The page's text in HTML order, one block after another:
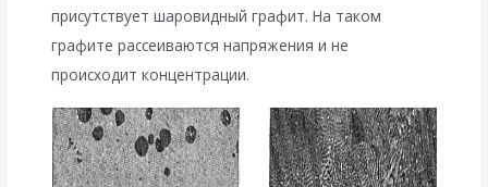
присутствует шаровидный графит. На таком
графите рассеиваются напряжения и не
происходит концентрации.